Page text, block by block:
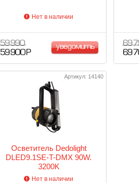
Нет в наличии
59 990
59 900 Р
уведомить
69
69
Артикул: 14140
Осветитель Dedolight
DLED9.1SE-T-DMX 90W.
3200K
Нет в наличии